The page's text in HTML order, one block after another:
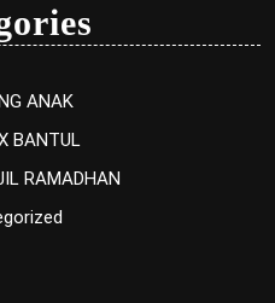
ANAK
BANTUL
RAMADHAN